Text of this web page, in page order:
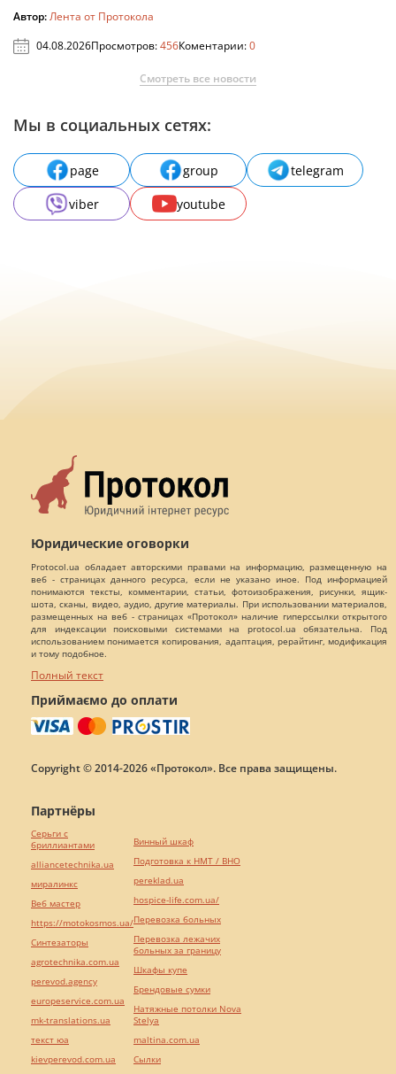
Автор:Лента от Протокола
04.08.2026Просмотров:456Коментарии:0
Смотреть все новости
Мы в социальных сетях:
page group
telegram
viber
youtube
Юридические оговорки
Protocol.ua обладает авторскими правами на информацию, размещенную на
веб - страницах данного ресурса, если не указано иное. Под информацией
понимаются тексты, комментарии, статьи, фотоизображения, рисунки, ящик-
шота, сканы, видео, аудио, другие материалы. При использовании материалов,
размещенных на веб - страницах «Протокол» наличие гиперссылки открытого
для индексации поисковыми системами на protocol.ua обязательна. Под
использованием понимается копирования, адаптация, рерайтинг, модификация
и тому подобное.
Полный текст
Приймаємо до оплати
Copyright © 2014-2026 «Протокол». Все права защищены.
Партнёры
Серьги с
бриллиантами
alliancetechnika.ua
миралинкс
Веб мастер
https://motokosmos.ua/
Синтезаторы
agrotechnika.com.ua
perevod.agency
europeservice.com.ua
mk-translations.ua
текст юа
kievperevod.com.ua
Винный шкаф
Подготовка к НМТ / ВНО
pereklad.ua
hospice-life.com.ua/
Перевозка больных
Перевозка лежачих
больных за границу
Шкафы купе
Брендовые сумки
Натяжные потолки Nova
Stelya
maltina.com.ua
Cылки